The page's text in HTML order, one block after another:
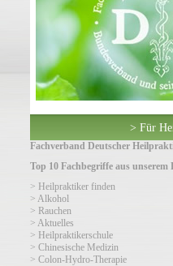
> Für
Fachverband Deutscher
Top 10 Fachbegriffe aus unserem
> Heilpraktiker finden
> Alkohol
> Rauchen
> Aktuelles
> Heilpraktikerschule
> Chinesische Medizin
> Colon-Hydro-Therapie